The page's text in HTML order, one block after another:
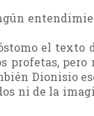
el texto
profetas,
Dionisio
ni de la